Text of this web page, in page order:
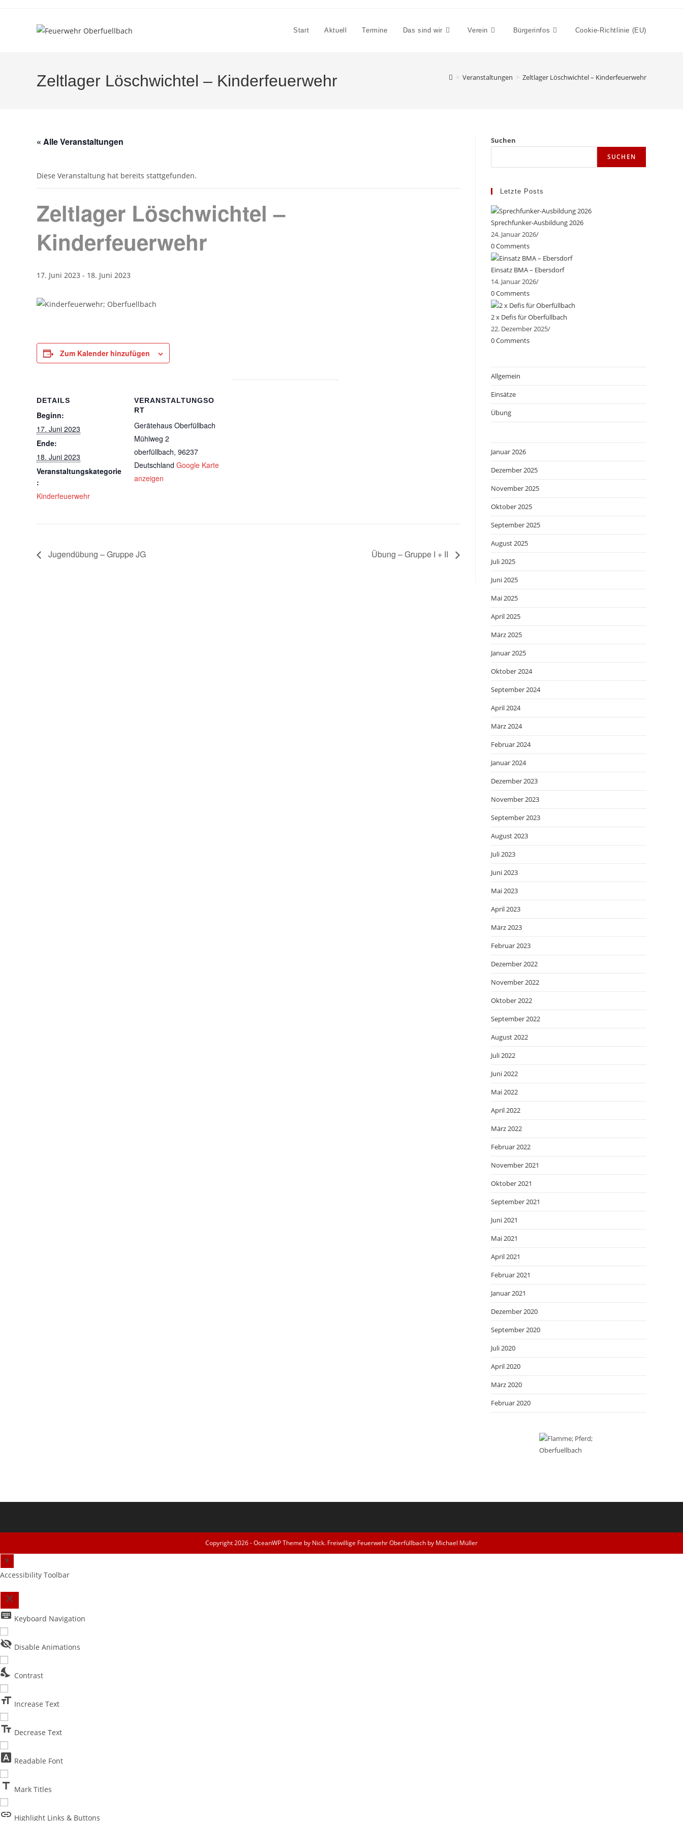
Start Aktuell Termine Das sind wir Verein Bürgerinfos Cookie-Richtlinie (EU)
Zeltlager Löschwichtel – Kinderfeuerwehr > Veranstaltungen > Zeltlager Löschwichtel – Kinderfeuerwehr
« Alle Veranstaltungen
Diese Veranstaltung hat bereits stattgefunden.
Zeltlager Löschwichtel –
Kinderfeuerwehr
17. Juni 2023 - 18. Juni 2023
Zum Kalender hinzufügen
DETAILS
Beginn:
17. Juni 2023
Ende:
18. Juni 2023
Veranstaltungskategorie
:
Kinderfeuerwehr
VERANSTALTUNGSO
RT
Gerätehaus Oberfüllbach
Mühlweg 2
oberfüllbach, 96237
Deutschland Google Karte
anzeigen
Jugendübung – Gruppe JG Übung – Gruppe I + II
Suchen
SUCHEN
Letzte Posts
Sprechfunker-Ausbildung 2026
24. Januar 2026/
0 Comments
Einsatz BMA – Ebersdorf
14. Januar 2026/
0 Comments
2 x Defis für Oberfüllbach
22. Dezember 2025/
0 Comments
Allgemein
Einsätze
Übung
Januar 2026
Dezember 2025
November 2025
Oktober 2025
September 2025
August 2025
Juli 2025
Juni 2025
Mai 2025
April 2025
März 2025
Januar 2025
Oktober 2024
September 2024
April 2024
März 2024
Februar 2024
Januar 2024
Dezember 2023
November 2023
September 2023
August 2023
Juli 2023
Juni 2023
Mai 2023
April 2023
März 2023
Februar 2023
Dezember 2022
November 2022
Oktober 2022
September 2022
August 2022
Juli 2022
Juni 2022
Mai 2022
April 2022
März 2022
Februar 2022
November 2021
Oktober 2021
September 2021
Juni 2021
Mai 2021
April 2021
Februar 2021
Januar 2021
Dezember 2020
September 2020
Juli 2020
April 2020
März 2020
Februar 2020
Copyright 2026 - OceanWP Theme by Nick. Freiwillige Feuerwehr Oberfüllbach by Michael Müller
Accessibility Toolbar
close
Toggle the visibility of the Accessibility Toolbar
keyboard Keyboard Navigation
visibility_off Disable Animations
nights_stay Contrast
format_size Increase Text
text_fields Decrease Text
font_download Readable Font
title Mark Titles
link Highlight Links & Buttons